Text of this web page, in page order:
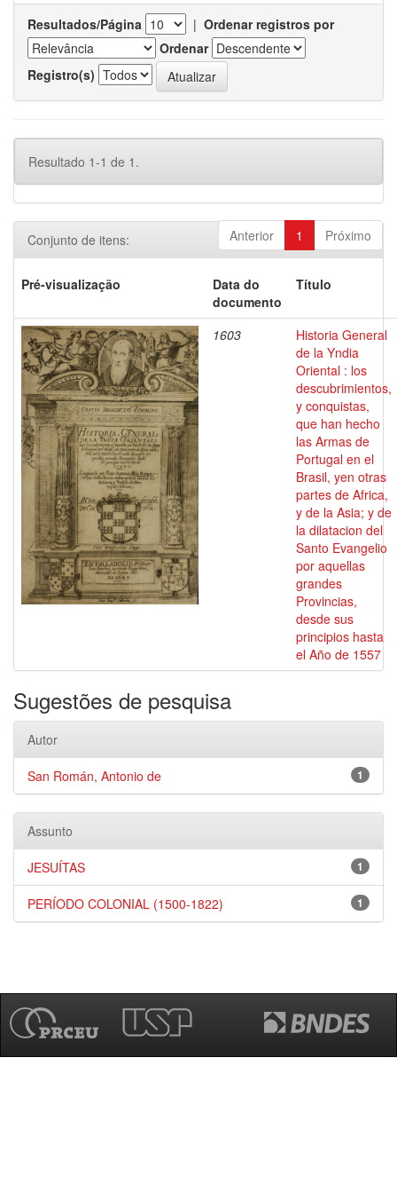
Resultados/Página | Ordenar registros por
Ordenar
Registro(s)
Resultado 1-1 de 1.
Anterior 1 Próximo
Conjunto de itens:
Pré-visualização
Data do
documento
Título
1603
Historia General
de la Yndia
Oriental : los
descubrimientos,
y conquistas,
que han hecho
las Armas de
Portugal en el
Brasil, yen otras
partes de Africa,
y de la Asia; y de
la dilatacion del
Santo Evangelio
por aquellas
grandes
Provincias,
desde sus
principios hasta
el Año de 1557
Sugestões de pesquisa
Autor
1
San Román, Antonio de
Assunto
1
JESUÍTAS
1
PERÍODO COLONIAL (1500-1822)